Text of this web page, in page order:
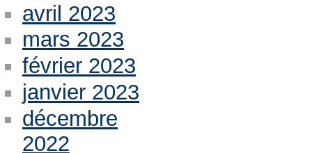
avril 2023
mars 2023
février 2023
janvier 2023
décembre
2022